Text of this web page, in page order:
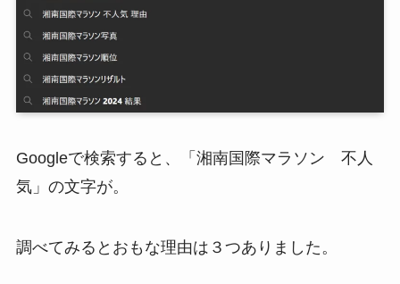
Googleで検索すると、「湘南国際マラソン 不人
気」の文字が。
調べてみるとおもな理由は３つありました。